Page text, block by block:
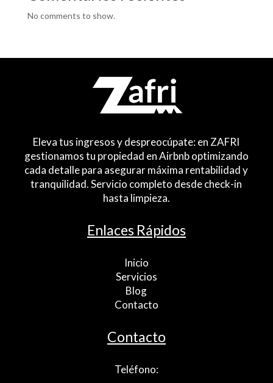
No comments to show.
Eleva tus ingresos y despreocúpate: en ZAFRI
gestionamos tu propiedad en Airbnb optimizando
cada detalle para asegurar máxima rentabilidad y
tranquilidad. Servicio completo desde check-in
hasta limpieza.
Enlaces Rápidos
Inicio
Servicios
Blog
Contacto
Contacto
Teléfono: